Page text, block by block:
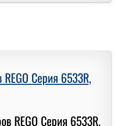
Серия 6533R,